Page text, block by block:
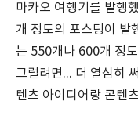
마카오 여행기를 발행
개 정도의 포스팅이 발
는 550개나 600개 정
그럴려면... 더 열심히
텐츠 아이디어랑 콘텐